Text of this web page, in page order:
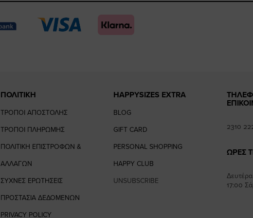
pagepagefeature=mhee
ΠΟΛΙΤΙΚΗ
ΤΡΟΠΟΙ ΑΠΟΣΤΟΛΗΣ
ΤΡΟΠΟΙ ΠΛΗΡΩΜΗΣ
ΠΟΛΙΤΙΚΗ ΕΠΙΣΤΡΟΦΩΝ &
ΑΛΛΑΓΩΝ
ΣΥΧΝΕΣ ΕΡΩΤΗΣΕΙΣ
ΠΡΟΣΤΑΣΙΑ ΔΕΔΟΜΕΝΩΝ
PRIVACY POLICY
HAPPYSIZES EXTRA
BLOG
GIFT CARD
PERSONAL SHOPPING
HAPPY CLUB
UNSUBSCRIBE
2310
ΩΡΕΣ
17:00